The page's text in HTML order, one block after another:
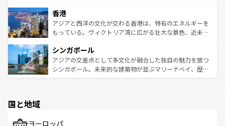
とつ。フォーやバインミー、ベトナムコーヒーなどは、ぜ
ひ現地で味わいたい。どの地域を訪れてもあたたかい人々
が旅行者を迎えてくれるので、きっと忘れられない旅にな
参照してほしい。
の活気が交差している。北部ではチェンマイなどの山岳地
帯で自然と触れ合い、南部ではプーケットやクラビの美し
いビーチでリゾート気分を楽しむことができる。タイ料理
激する。気候は一年中温暖で、どの季節にも異なる楽しみ
が待っている。親しみやすいタイの人々、仏教を中心とし
た文化、そして多様な観光資源が、訪れる旅人を魅了し続
香港
アジアと西洋の文化が交わる香港は、特有のエネルギーを
もっている。ヴィクトリア湾に広がる壮大な景色、近未来
み、どこを訪れても感動するはず。観光スポットが密集し
ており、効率よく見どころを回れるのも魅力。息をのむよ
うな絶景から文化的な体験まで、香港を存分に楽しみ尽く
シンガポール
アジアの交差点として多文化が融合した独自の魅力を放つ
シンガポール。未来的な建築物が並ぶマリーナベイ、歴史
で、ホーカーズは地元の風情を楽しめる外せないスポット
国と地域
ヨーロッパ